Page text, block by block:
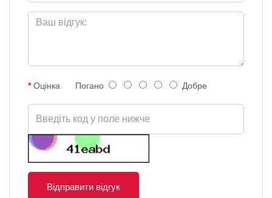
Оцінка Погано Добре
Відправити відгук